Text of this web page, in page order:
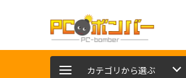
カテゴリから選ぶ